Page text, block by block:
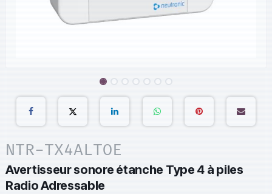
NTR-TX4ALTOE
Avertisseur sonore étanche Type 4 à piles
Radio Adressable